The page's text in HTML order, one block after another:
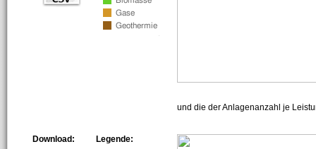
und die der Anlagenanzahl je
Legende:
Download: